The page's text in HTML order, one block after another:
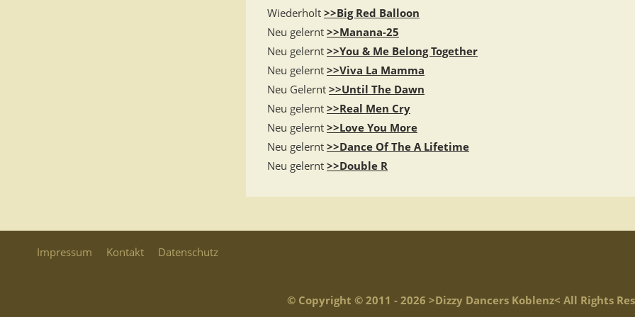
Wiederholt >>Big Red Balloon
Neu gelernt >>Manana-25
Neu gelernt >>You & Me Belong Together
Neu gelernt >>Viva La Mamma
Neu Gelernt >>Until The Dawn
Neu gelernt >>Real Men Cry
Neu gelernt >>Love You More
Neu gelernt >>Dance Of The A Lifetime
Neu gelernt >>Double R
Impressum Kontakt Datenschutz
© Copyright © 2011 - 2026 >Dizzy Dancers Koblenz< All Rights